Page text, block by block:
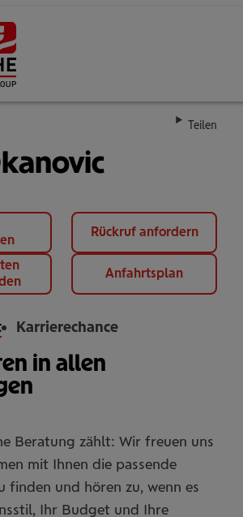
Teilen
Rückruf anfordern
Anfahrtsplan
Karrierechance
in allen
Beratung zählt: Wir freuen uns
mit Ihnen die passende
finden und hören zu, wenn es
Ihr Budget und Ihre